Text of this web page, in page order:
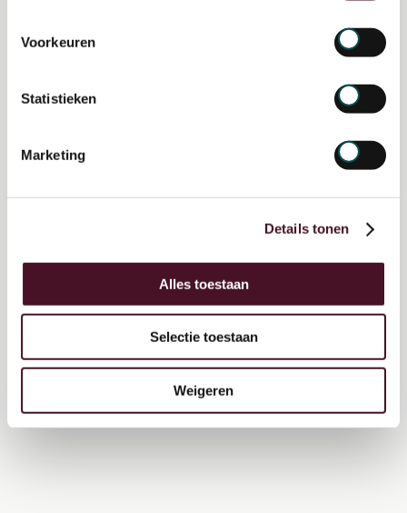
Voorkeuren
Statistieken
Marketing
Details tonen
Alles toestaan
Selectie toestaan
Weigeren
Digitale zorg: heeft het de
toekomst of stuiten we op
Lees meer over blended care